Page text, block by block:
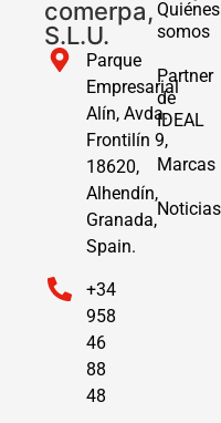
comerpa,
S.L.U.
Parque
Empresarial
Alín, Avda.
Frontilín 9,
18620,
Alhendín,
Granada,
Spain.
+34
958
46
88
48
Quiénes
somos
Partner
de
IDEAL
Marcas
Noticias